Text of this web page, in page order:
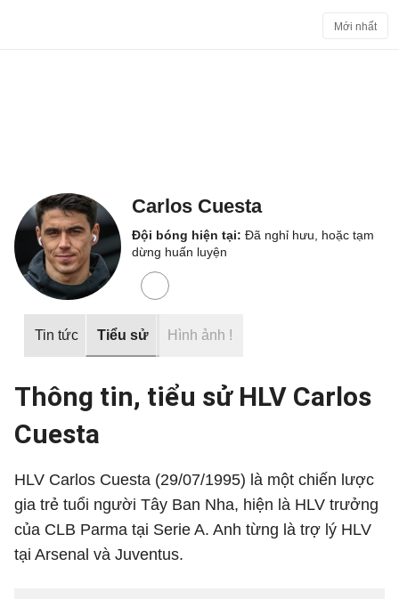
Mới nhất
Carlos Cuesta
Đội bóng hiện tại: Đã nghỉ hưu, hoặc tạm
dừng huấn luyện
Tin tức Tiểu sử Hình ảnh !
Thông tin, tiểu sử HLV Carlos
Cuesta
HLV Carlos Cuesta (29/07/1995) là một chiến lược
gia trẻ tuổi người Tây Ban Nha, hiện là HLV trưởng
của CLB Parma tại Serie A. Anh từng là trợ lý HLV
tại Arsenal và Juventus.